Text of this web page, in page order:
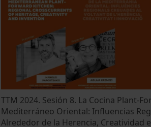
TTM 2024. Sesión 8. La Cocina Plant-
Mediterráneo Oriental: Influencias
Alrededor de la Herencia, Creatividad